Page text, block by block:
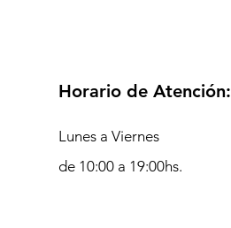
Horario de Atención:
Lunes a Viernes
de 10:00 a 19:00hs.